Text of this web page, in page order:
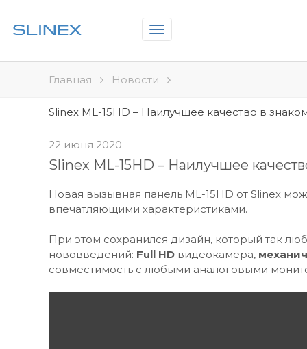
Toggle
navigation
Главная Новости
Slinex ML-15HD – Наилучшее качество в
22 июня 2020
Slinex ML-15HD – Наилучшее
Новая вызывная панель ML-15HD от Slinex
впечатляющими характеристиками.
При этом сохранился дизайн, который так
нововведений: Full HD видеокамера,
совместимость с любыми аналоговыми